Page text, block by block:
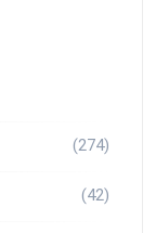
(274)
(42)